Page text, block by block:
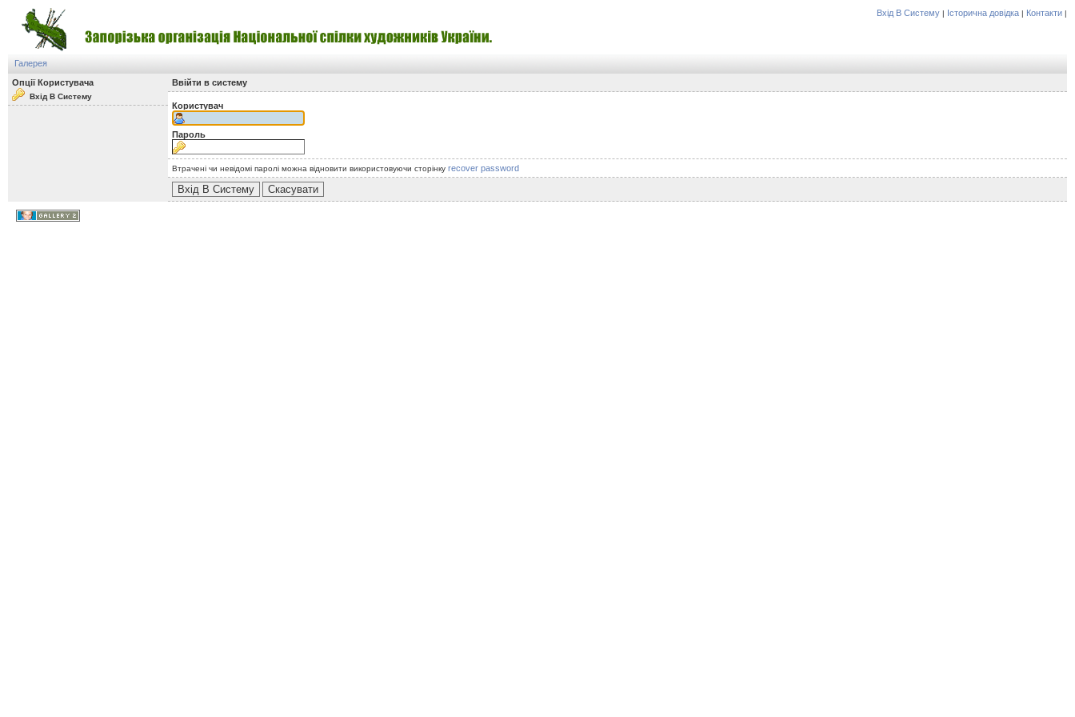
Вхід В Систему | Історична довідка | Контакти |
Галерея
Опції Користувача
Вхід В Систему
Ввійти в систему
Користувач
Пароль
Втрачені чи невідомі паролі можна відновити використовуючи сторінку recover password